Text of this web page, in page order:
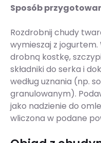
Sposób
Rozdrobnij chudy
wymieszaj z
drobną kostkę,
składniki do serka i
według uznania (np.
granulowanym).
jako nadzienie do
wliczona w podane